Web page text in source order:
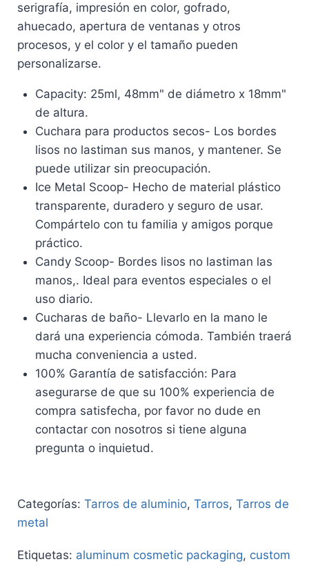
serigrafía, impresión en color, gofrado,
ahuecado, apertura de ventanas y otros
procesos, y el color y el tamaño pueden
personalizarse.
Capacity: 25ml, 48mm" de diámetro x 18mm"
de altura.
Cuchara para productos secos- Los bordes
lisos no lastiman sus manos, y mantener. Se
puede utilizar sin preocupación.
Ice Metal Scoop- Hecho de material plástico
transparente, duradero y seguro de usar.
Compártelo con tu familia y amigos porque
práctico.
Candy Scoop- Bordes lisos no lastiman las
manos,. Ideal para eventos especiales o el
uso diario.
Cucharas de baño- Llevarlo en la mano le
dará una experiencia cómoda. También traerá
mucha conveniencia a usted.
100% Garantía de satisfacción: Para
asegurarse de que su 100% experiencia de
compra satisfecha, por favor no dude en
contactar con nosotros si tiene alguna
pregunta o inquietud.
Categorías: Tarros de aluminio, Tarros, Tarros de
metal
Etiquetas: aluminum cosmetic packaging, custom